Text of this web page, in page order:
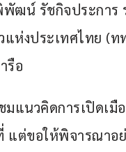
พัฒน์ รัชกิจประการ
แห่งประเทศไทย (
รือ
แนวคิดการเปิดเมือ
ต่ขอให้พิจารณาอย่